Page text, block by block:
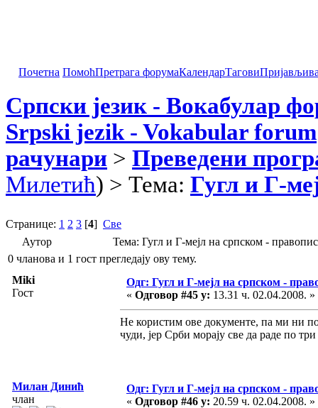
Почетна ПомоћПретрага форумаКалендарТагови
Српски језик - Вокабулар
Srpski jezik - Vokabular forum
рачунари > Преведени
Милетић) > Тема: Гугл и Г-
Странице: 1 2 3 [4] Све
Аутор
Тема: Гугл и Г-мејл на српском -
0 чланова и 1 гост прегледају ову тему.
Miki
Гост
Одг: Гугл и Г-мејл на српском -
« Одговор #45 у: 13.31 ч. 02.04.2008. »
Не користим ове документе, па ми ни
чуди, јер Срби морају све да раде по
Милан Динић
члан
Одг: Гугл и Г-мејл на српском -
« Одговор #46 у: 20.59 ч. 02.04.2008. »